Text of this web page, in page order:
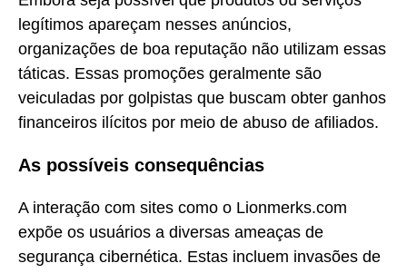
legítimos apareçam nesses anúncios,
organizações de boa reputação não utilizam essas
táticas. Essas promoções geralmente são
veiculadas por golpistas que buscam obter ganhos
financeiros ilícitos por meio de abuso de afiliados.
As possíveis consequências
A interação com sites como o Lionmerks.com
expõe os usuários a diversas ameaças de
segurança cibernética. Estas incluem invasões de